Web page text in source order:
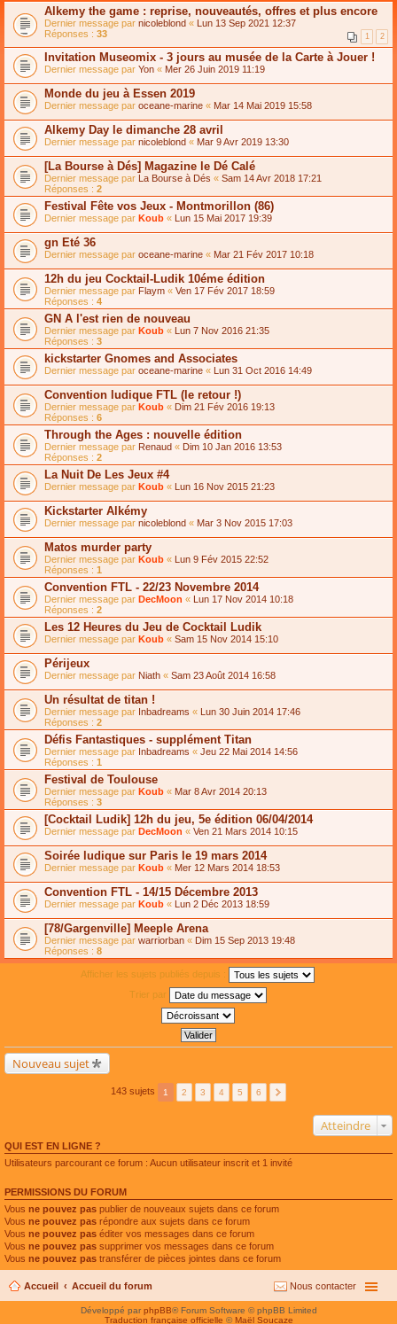
Alkemy the game : reprise, nouveautés, offres et plus encore
Dernier message par nicoleblond « Lun 13 Sep 2021 12:37
Réponses : 33 1 2
Invitation Museomix - 3 jours au musée de la Carte à Jouer !
Dernier message par Yon « Mer 26 Juin 2019 11:19
Monde du jeu à Essen 2019
Dernier message par oceane-marine « Mar 14 Mai 2019 15:58
Alkemy Day le dimanche 28 avril
Dernier message par nicoleblond « Mar 9 Avr 2019 13:30
[La Bourse à Dés] Magazine le Dé Calé
Dernier message par La Bourse à Dés « Sam 14 Avr 2018 17:21
Réponses : 2
Festival Fête vos Jeux - Montmorillon (86)
Dernier message par Koub « Lun 15 Mai 2017 19:39
gn Eté 36
Dernier message par oceane-marine « Mar 21 Fév 2017 10:18
12h du jeu Cocktail-Ludik 10éme édition
Dernier message par Flaym « Ven 17 Fév 2017 18:59
Réponses : 4
GN A l'est rien de nouveau
Dernier message par Koub « Lun 7 Nov 2016 21:35
Réponses : 3
kickstarter Gnomes and Associates
Dernier message par oceane-marine « Lun 31 Oct 2016 14:49
Convention ludique FTL (le retour !)
Dernier message par Koub « Dim 21 Fév 2016 19:13
Réponses : 6
Through the Ages : nouvelle édition
Dernier message par Renaud « Dim 10 Jan 2016 13:53
Réponses : 2
La Nuit De Les Jeux #4
Dernier message par Koub « Lun 16 Nov 2015 21:23
Kickstarter Alkémy
Dernier message par nicoleblond « Mar 3 Nov 2015 17:03
Matos murder party
Dernier message par Koub « Lun 9 Fév 2015 22:52
Réponses : 1
Convention FTL - 22/23 Novembre 2014
Dernier message par DecMoon « Lun 17 Nov 2014 10:18
Réponses : 2
Les 12 Heures du Jeu de Cocktail Ludik
Dernier message par Koub « Sam 15 Nov 2014 15:10
Périjeux
Dernier message par Niath « Sam 23 Août 2014 16:58
Un résultat de titan !
Dernier message par Inbadreams « Lun 30 Juin 2014 17:46
Réponses : 2
Défis Fantastiques - supplément Titan
Dernier message par Inbadreams « Jeu 22 Mai 2014 14:56
Réponses : 1
Festival de Toulouse
Dernier message par Koub « Mar 8 Avr 2014 20:13
Réponses : 3
[Cocktail Ludik] 12h du jeu, 5e édition 06/04/2014
Dernier message par DecMoon « Ven 21 Mars 2014 10:15
Soirée ludique sur Paris le 19 mars 2014
Dernier message par Koub « Mer 12 Mars 2014 18:53
Convention FTL - 14/15 Décembre 2013
Dernier message par Koub « Lun 2 Déc 2013 18:59
[78/Gargenville] Meeple Arena
Dernier message par warriorban « Dim 15 Sep 2013 19:48
Réponses : 8
Afficher les sujets publiés depuis :
Trier par
Nouveau sujet
143 sujets 1 2 3 4 5 6
Atteindre
QUI EST EN LIGNE ?
Utilisateurs parcourant ce forum : Aucun utilisateur inscrit et 1 invité
PERMISSIONS DU FORUM
Vous ne pouvez pas publier de nouveaux sujets dans ce forum
Vous ne pouvez pas répondre aux sujets dans ce forum
Vous ne pouvez pas éditer vos messages dans ce forum
Vous ne pouvez pas supprimer vos messages dans ce forum
Vous ne pouvez pas transférer de pièces jointes dans ce forum
Accueil Accueil du forum Nous contacter
Développé parphpBB® Forum Software © phpBB Limited
Traduction française officielle © Maël Soucaze